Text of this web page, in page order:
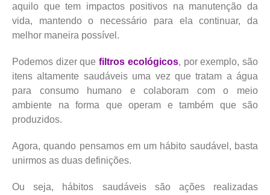
aquilo que tem impactos positivos na manutenção da
vida, mantendo o necessário para ela continuar, da
melhor maneira possível.
Podemos dizer quefiltros ecológicos, por exemplo, são
itens altamente saudáveis uma vez que tratam a água
para consumo humano e colaboram com o meio
ambiente na forma que operam e também que são
produzidos.
Agora, quando pensamos em um hábito saudável, basta
unirmos as duas definições.
Ou seja, hábitos saudáveis são ações realizadas